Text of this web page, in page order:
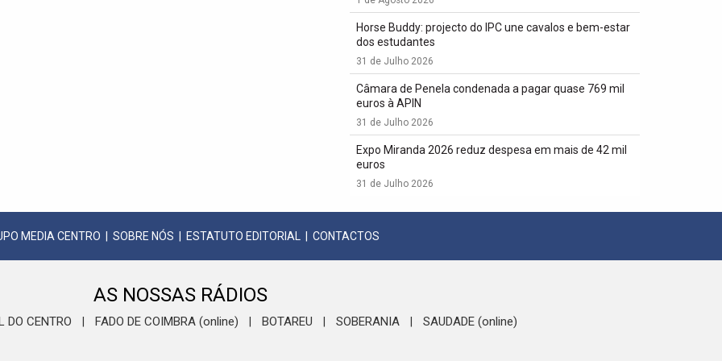
Horse Buddy: projecto do IPC une cavalos e bem-estar
dos estudantes
31 de Julho 2026
Câmara de Penela condenada a pagar quase 769 mil
euros à APIN
31 de Julho 2026
Expo Miranda 2026 reduz despesa em mais de 42 mil
euros
31 de Julho 2026
MEDIA CENTRO SOBRE NÓS ESTATUTO EDITORIAL CONTACTOS
AS NOSSAS RÁDIOS
DO CENTRO FADO DE COIMBRA (online) BOTAREU SOBERANIA SAUDADE (online)